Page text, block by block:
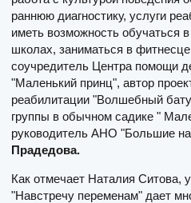
раннюю диагностику, услуги
иметь возможность обучаться
школах, заниматься в
соучредитель Центра помощи
"Маленький принц", автор
реабилитации "Волшебный
группы в обычном садике "
руководитель АНО "Большие
Прадедова.
Как отмечает Наталия Ситова,
"Навстречу переменам" дает